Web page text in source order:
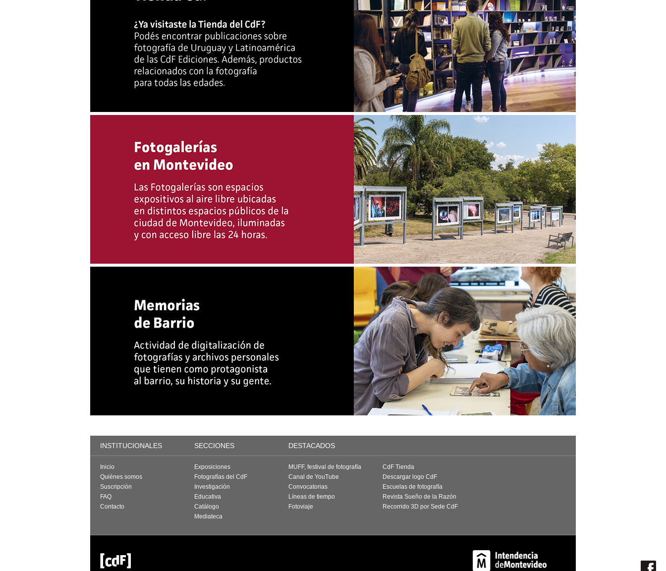
INSTITUCIONALES SECCIONES DESTACADOS
Inicio
Quiénes somos
Suscripción
FAQ
Contacto
Exposiciones
Fotografías del CdF
Investigación
Educativa
Catálogo
Mediateca
MUFF, festival de fotografía
Canal de YouTube
Convocatorias
Líneas de tiempo
Fotoviaje
CdF Tienda
Descargar logo CdF
Escuelas de fotografía
Revista Sueño de la Razón
Recorrido 3D por Sede CdF